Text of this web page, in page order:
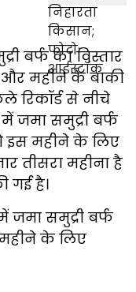
बर्फ का विस्तार
और महीने के बाकी
रिकॉर्ड से नीचे
जमा समुद्री बर्फ
महीने के लिए
तीसरा महीना है
गई है।
जमा समुद्री बर्फ
के लिए